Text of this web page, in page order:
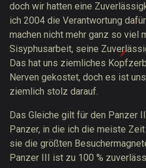
doch wir hatten eine
ich 2004 die Verantwortung
machen nicht mehr ganz so viel
Sisyphusarbeit, seine
Das hat uns ziemliches
Nerven gekostet, doch es ist
ziemlich stolz darauf.
Das Gleiche gilt für den Panzer
Panzer, in die ich die meiste
sie die größten
Panzer III ist zu 100 %